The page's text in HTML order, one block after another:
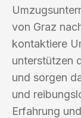
von Graz
kontaktiere
unterstützen
und sorgen
und
Erfahrung